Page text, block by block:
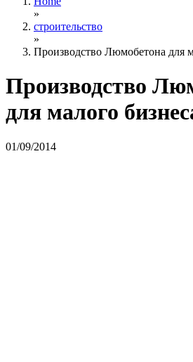
»
строительство
»
Производство Люмобетона для
Производство
для малого
01/09/2014